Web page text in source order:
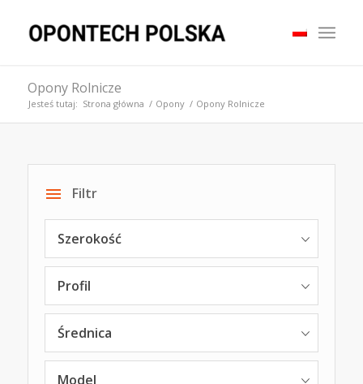
Opony Rolnicze
Jesteś tutaj: Strona główna / Opony / Opony Rolnicze
Filtr
Szerokość
Profil
Średnica
Model